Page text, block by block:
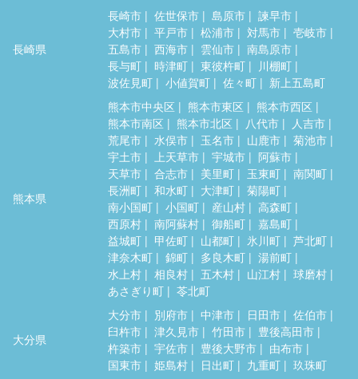
長崎県
長崎市 佐世保市 島原市
諫早市
大村市
平戸市 松浦市 対馬市
壱岐市
五島市
西海市 雲仙市
南島原市
長与町
時津町 東彼杵町
川棚町
波佐見町
小値賀町 佐々町 新上五島町
熊本県
熊本市中央区 熊本市東区
熊本市西区
熊本市南区
熊本市北区 八代市
人吉市
荒尾市
水俣市 玉名市 山鹿市
菊池市
宇土市
上天草市 宇城市
阿蘇市
天草市
合志市 美里町 玉東町
南関町
長洲町
和水町 大津町
菊陽町
南小国町
小国町 産山村
高森町
西原村
南阿蘇村 御船町
嘉島町
益城町
甲佐町 山都町 氷川町
芦北町
津奈木町
錦町 多良木町
湯前町
水上村
相良村 五木村 山江村
球磨村
あさぎり町
苓北町
大分県
大分市 別府市 中津市 日田市
佐伯市
臼杵市
津久見市 竹田市
豊後高田市
杵築市
宇佐市 豊後大野市
由布市
国東市
姫島村 日出町 九重町 玖珠町